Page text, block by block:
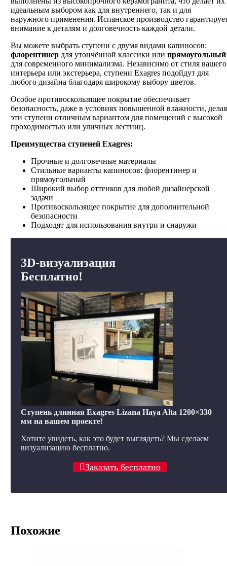
идеальным выбором как для внутреннего, так и для
наружного применения. Испанское производство
внимание к деталям и долговечность каждой детали.
Вы можете выбрать ступени с двумя видами капиносов:
флорентинердля утончённой классики или прямоугольный
для современного минимализма. Независимо от стиля вашего
интерьера или экстерьера, ступени Exagres подойдут для
любого дизайна благодаря широкому выбору цветов.
Особое противоскользящее покрытие обеспечивает
безопасность, даже в условиях повышенной влажности, делая
эти ступени отличным вариантом для помещений с высокой
проходимостью или уличных лестниц.
Преимущества ступеней Exagres:
Прочные и долговечные материалы
Стильные варианты капиносов: флорентинер и
прямоугольный
Широкий выбор оттенков для любой дизайнерской
задачи
Противоскользящее покрытие для дополнительной
безопасности
Подходят для использования внутри и снаружи
3D-визуализация
Бесплатно!
Ступень длинная Exagres Lizana Haya Alta 1200×330
мм на вашем проекте!
Хотите увидеть, как это будет выглядеть? Мы сделаем
визуализацию бесплатно.
Заказать бесплатно
Похожие